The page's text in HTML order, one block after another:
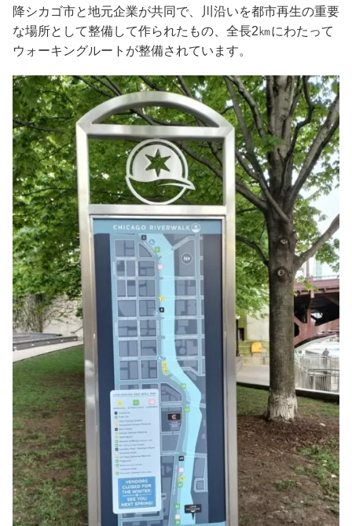
降シカゴ市と地元企業が共同で、川沿いを都市再生の重要
な場所として整備して作られたもの、全長2㎞にわたって
ウォーキングルートが整備されています。